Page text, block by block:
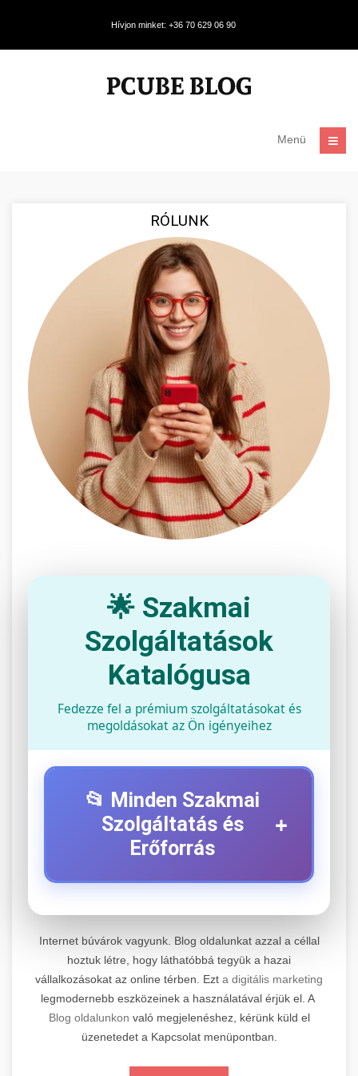
Hívjon minket: +36 70 629 06 90
Menü
RÓLUNK
🌟 Szakmai
Szolgáltatások
Katalógusa
Fedezze fel a prémium szolgáltatásokat és
megoldásokat az Ön igényeihez
📂 Minden Szakmai
Szolgáltatás és
Erőforrás
+
+
Professzionális elektromos roller javítási és
karbantartási szolgáltatások. Szakértő
technikusaink minőségi szervízt nyújtanak
minden jelentős márkához és modellhez.
Szervizközpont Látogatása
📊 2. Online Marketing
Ügynökség
+
Átfogó online marketing szolgáltatások,
beleértve a SEO-t, közösségi média kezelést és
Internet búvárok vagyunk. Blog oldalunkat azzal a céllal
hoztuk létre, hogy láthatóbbá tegyük a hazai
vállalkozásokat az online térben. Ezt a digitális marketing
legmodernebb eszközeinek a használatával érjük el. A
Blog oldalunkon való megjelenéshez, kérünk küld el
üzenetedet a Kapcsolat menüpontban.